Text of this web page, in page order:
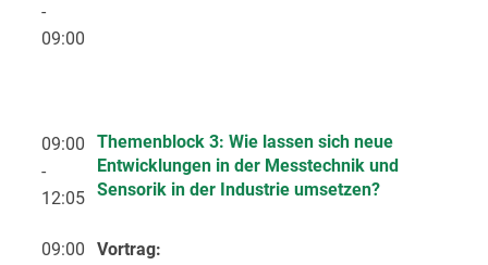
-
09:00
09:00
-
12:05
Themenblock 3: Wie lassen sich neue
Entwicklungen in der Messtechnik und
Sensorik in der Industrie umsetzen?
09:00
Vortrag: